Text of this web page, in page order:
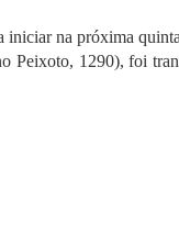
iniciar na próxima
Peixoto, 1290), foi